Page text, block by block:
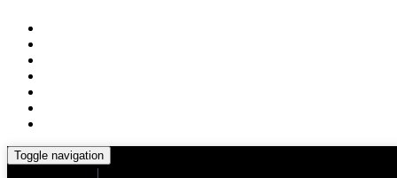
Toggle navigation